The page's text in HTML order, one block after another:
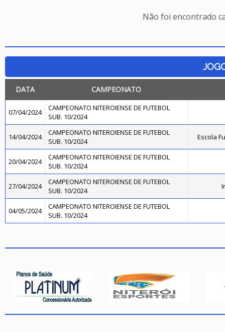
Não foi encontrado
DATA CAMPEONATO
07/04/2024
CAMPEONATO NITEROIENSE DE FUTEBOL
SUB. 10/2024
14/04/2024
CAMPEONATO NITEROIENSE DE FUTEBOL
SUB. 10/2024
Escola
20/04/2024
CAMPEONATO NITEROIENSE DE FUTEBOL
SUB. 10/2024
27/04/2024
CAMPEONATO NITEROIENSE DE FUTEBOL
SUB. 10/2024
04/05/2024
CAMPEONATO NITEROIENSE DE FUTEBOL
SUB. 10/2024